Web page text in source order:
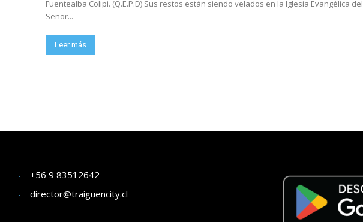
Fuentealba Colipi. (Q.E.P.D) Sus restos están siendo velados en la Iglesia Evangélica del
Señor...
Leer más
+56 9 83512642
director@traiguencity.cl